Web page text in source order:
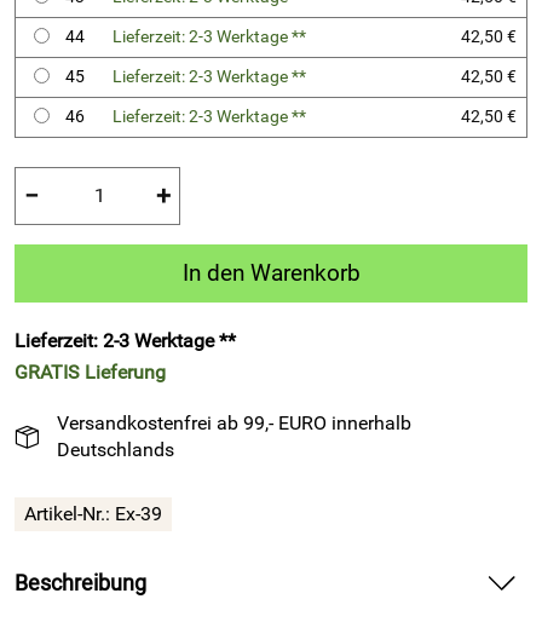
44
Lieferzeit: 2-3 Werktage **
42,50 €
45
Lieferzeit: 2-3 Werktage **
42,50 €
46
Lieferzeit: 2-3 Werktage ** 42,50 €
− +
In den Warenkorb
Lieferzeit: 2-3 Werktage **
GRATIS Lieferung
Versandkostenfrei ab 99,- EURO innerhalb
Deutschlands
Artikel-Nr.: Ex-39
Beschreibung